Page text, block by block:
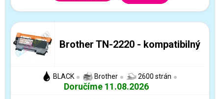
Brother TN-2220 - kompatibilný
BLACK Brother 2600 strán
Doručíme 11.08.2026